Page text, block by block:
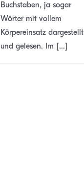
Buchstaben, ja sogar
Wörter mit vollem
Körpereinsatz dargestellt
und gelesen. Im [...]